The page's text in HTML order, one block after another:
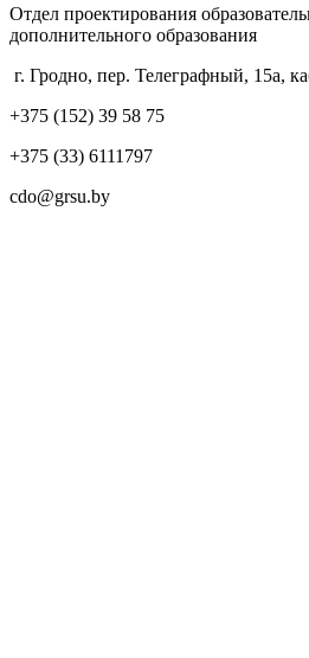
Отдел проектирования
дополнительного образования
г. Гродно, пер. Телеграфный, 15а,
+375 (152) 39 58 75
+375 (33) 6111797
cdo@grsu.by